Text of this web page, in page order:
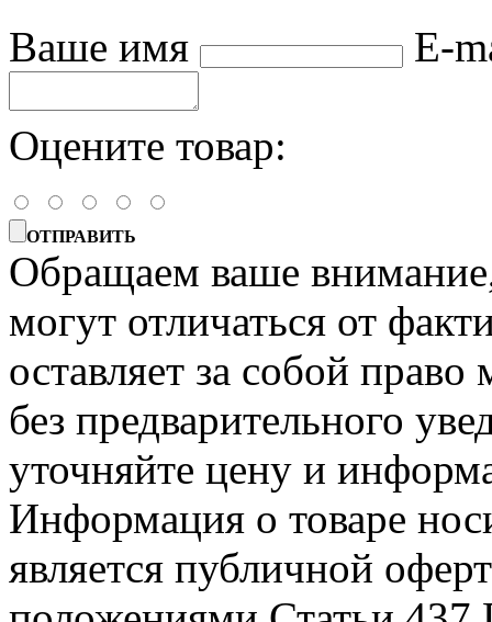
Ваше имя E-
Оцените товар:
ОТПРАВИТЬ
Обращаем ваше
могут отличаться от
оставляет за собой право
без предварительного
уточняйте цену и
Информация о товаре
является публичной